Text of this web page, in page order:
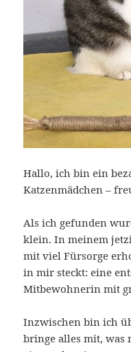
Hallo, ich bin ein
Katzenmädchen –
Als ich gefunden
klein. In meinem
mit viel Fürsorge
in mir steckt: eine
Mitbewohnerin mit
Inzwischen bin ich
bringe alles mit, was